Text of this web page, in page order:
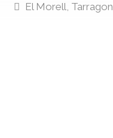
El Morell,